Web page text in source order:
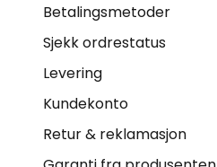
Betalingsmetoder
Sjekk ordrestatus
Levering
Kundekonto
Retur & reklamasjon